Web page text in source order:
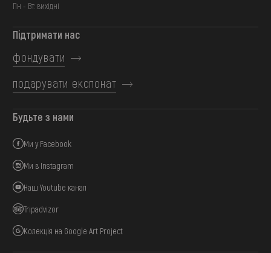
Пн - Вт: вихідні
Підтримати нас
фондувати
подарувати експонат
Будьте з нами
Ми у Facebook
Ми в Instagram
Наш Youtube канал
Tripadvizor
Колекція на Google Art Project